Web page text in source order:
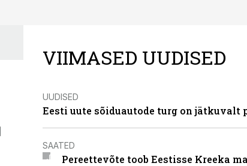
VIIMASED UUDISED
UUDISED
Eesti uute sõiduautode turg on jätkuvalt
SAATED
Pereettevõte toob Eestisse Kreeka